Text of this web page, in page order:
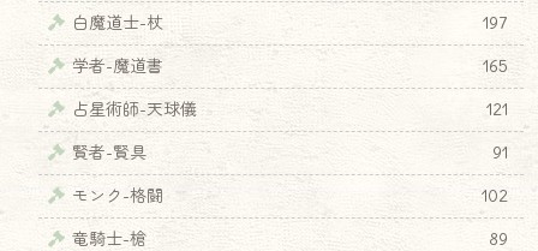
白魔道士-杖
197
学者-魔道書
165
占星術師-天球儀
121
賢者-賢具
91
モンク-格闘
102
竜騎士-槍
89